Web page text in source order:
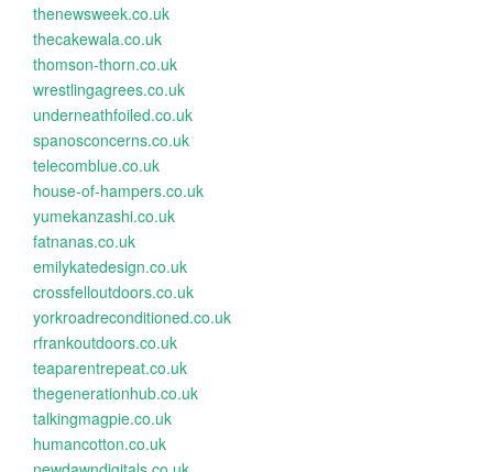
thenewsweek.co.uk
thecakewala.co.uk
thomson-thorn.co.uk
wrestlingagrees.co.uk
underneathfoiled.co.uk
spanosconcerns.co.uk
telecomblue.co.uk
house-of-hampers.co.uk
yumekanzashi.co.uk
fatnanas.co.uk
emilykatedesign.co.uk
crossfelloutdoors.co.uk
yorkroadreconditioned.co.uk
rfrankoutdoors.co.uk
teaparentrepeat.co.uk
thegenerationhub.co.uk
talkingmagpie.co.uk
humancotton.co.uk